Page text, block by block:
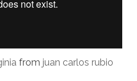
from juan carlos rubio